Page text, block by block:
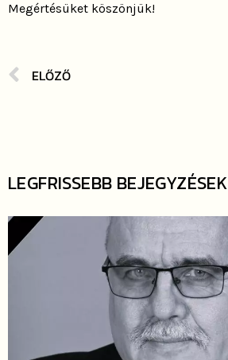
Megértésüket köszönjük!
ELŐZŐ
LEGFRISSEBB BEJEGYZÉSEK